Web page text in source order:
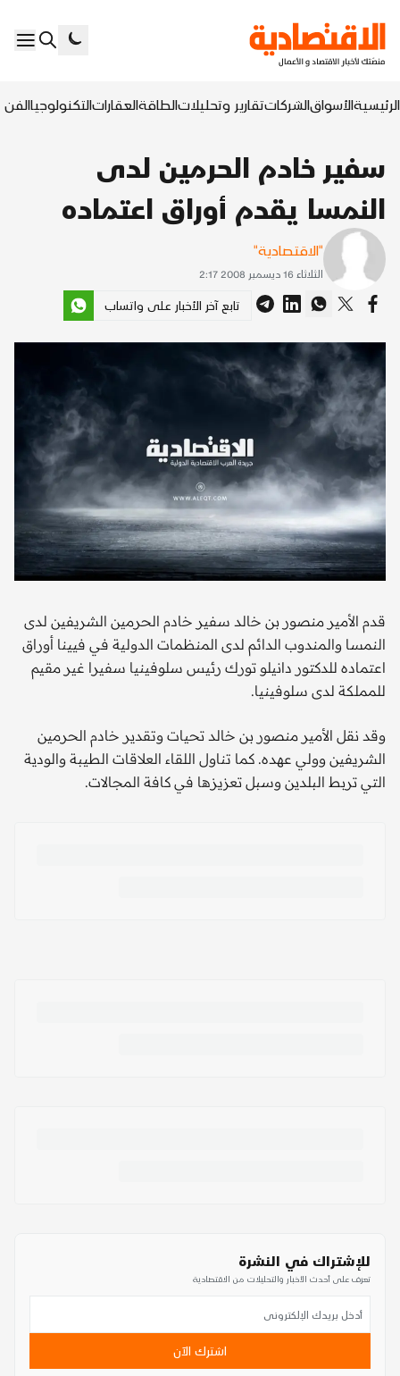
الرئيسيةالأسواقالشركاتتقارير وتحليلاتالطاقةالعقاراتالتكنولوجياالفن
سفير خادم الحرمين لدى
النمسا يقدم أوراق اعتماده
"الاقتصادية"
الثلاثاء 16 ديسمبر 2008 2:17
تابع آخر الأخبار على واتساب
قدم الأمير منصور بن خالد سفير خادم الحرمين الشريفين لدى
النمسا والمندوب الدائم لدى المنظمات الدولية في فيينا أوراق
اعتماده للدكتور دانيلو تورك رئيس سلوفينيا سفيرا غير مقيم
للمملكة لدى سلوفينيا.
وقد نقل الأمير منصور بن خالد تحيات وتقدير خادم الحرمين
الشريفين وولي عهده. كما تناول اللقاء العلاقات الطيبة والودية
التي تربط البلدين وسبل تعزيزها في كافة المجالات.
للإشتراك في النشرة
تعرف على أحدث الأخبار والتحليلات من الاقتصادية
اشترك الآن